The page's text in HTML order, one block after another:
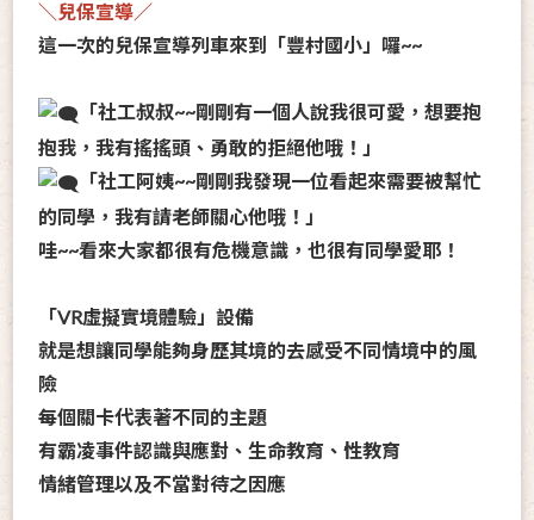
＼兒保宣導／
這一次的兒保宣導列車來到「豐村國小」囉~~
「社工叔叔~~剛剛有一個人說我很可愛，想要抱
抱我，我有搖搖頭、勇敢的拒絕他哦！」
「社工阿姨~~剛剛我發現一位看起來需要被幫忙
的同學，我有請老師關心他哦！」
哇~~看來大家都很有危機意識，也很有同學愛耶！
「VR虛擬實境體驗」設備
就是想讓同學能夠身歷其境的去感受不同情境中的風
險
每個關卡代表著不同的主題
有霸凌事件認識與應對、生命教育、性教育
情緒管理以及不當對待之因應